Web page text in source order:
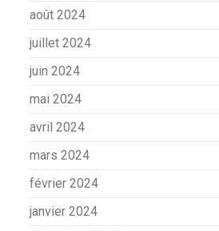
août 2024
juillet 2024
juin 2024
mai 2024
avril 2024
mars 2024
février 2024
janvier 2024